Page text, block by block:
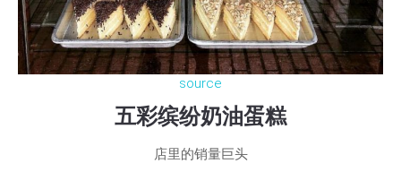
source
五彩缤纷奶油蛋糕
店里的销量巨头